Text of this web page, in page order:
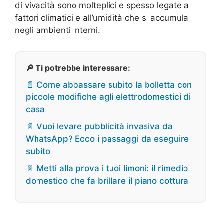
di vivacità sono molteplici e spesso legate a
fattori climatici e all’umidità che si accumula
negli ambienti interni.
🔎 Ti potrebbe interessare:
📄 Come abbassare subito la bolletta con
piccole modifiche agli elettrodomestici di
casa
📄 Vuoi levare pubblicità invasiva da
WhatsApp? Ecco i passaggi da eseguire
subito
📄 Metti alla prova i tuoi limoni: il rimedio
domestico che fa brillare il piano cottura